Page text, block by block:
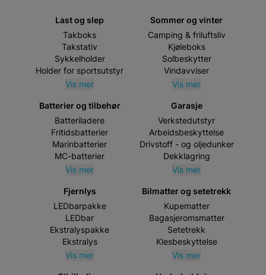
Last og slep
Takboks
Takstativ
Sykkelholder
Holder for sportsutstyr
Vis mer
Sommer og vinter
Camping & friluftsliv
Kjøleboks
Solbeskytter
Vindavviser
Vis mer
Batterier og tilbehør
Batteriladere
Fritidsbatterier
Marinbatterier
MC-batterier
Vis mer
Garasje
Verkstedutstyr
Arbeidsbeskyttelse
Drivstoff - og oljedunker
Dekklagring
Vis mer
Fjernlys
LEDbarpakke
LEDbar
Ekstralyspakke
Ekstralys
Vis mer
Bilmatter og setetrekk
Kupematter
Bagasjeromsmatter
Setetrekk
Klesbeskyttelse
Vis mer